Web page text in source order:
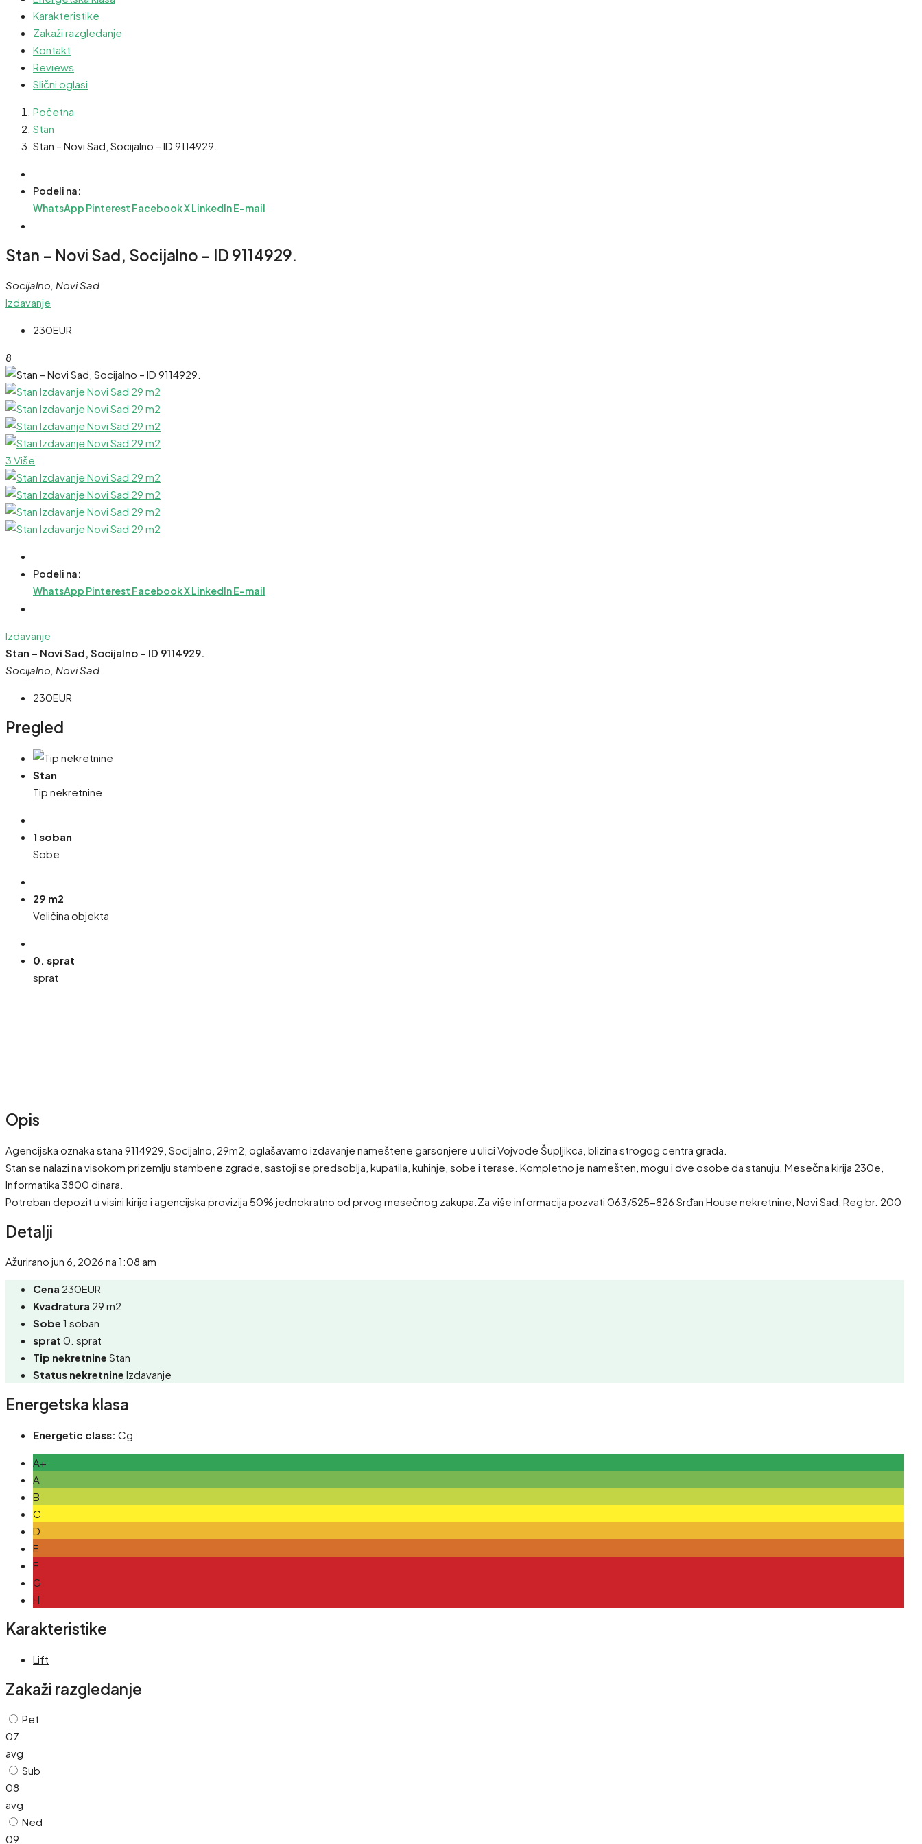
Karakteristike
Zakaži razgledanje
Kontakt
Reviews
Slični oglasi
Početna
Stan
Stan – Novi Sad, Socijalno – ID 9114929.
Podeli na:
WhatsApp Pinterest FacebookXLinkedInE-mail
Stan – Novi Sad, Socijalno – ID 9114929.
Socijalno, Novi Sad
Izdavanje
230EUR
8
3 Više
Podeli na:
WhatsApp Pinterest FacebookXLinkedInE-mail
Izdavanje
Stan – Novi Sad, Socijalno – ID 9114929.
Socijalno, Novi Sad
230EUR
Pregled
Stan
Tip nekretnine
1 soban
Sobe
29 m2
Veličina objekta
0. sprat
sprat
Opis
Agencijska oznaka stana 9114929, Socijalno, 29m2, oglašavamo izdavanje nameštene garsonjere u ulici Vojvode Šupljikca, blizina strogog centra grada.
Stan se nalazi na visokom prizemlju stambene zgrade, sastoji se predsoblja, kupatila, kuhinje, sobe i terase. Kompletno je namešten, mogu i dve osobe da stanuju. Mesečna kirija 230e,
Informatika 3800 dinara.
Potreban depozit u visini kirije i agencijska provizija 50% jednokratno od prvog mesečnog zakupa.Za više informacija pozvati 063/525-826 Srđan House nekretnine, Novi Sad, Reg br. 200
Detalji
Ažurirano jun 6, 2026 na 1:08 am
Cena 230EUR
Kvadratura 29 m2
Sobe 1 soban
sprat 0. sprat
Tip nekretnine Stan
Status nekretnine Izdavanje
Energetska klasa
Energetic class: Cg
A+
A
B
C
D
E
F
G
H
Karakteristike
Lift
Zakaži razgledanje
Pet
07
avg
Sub
08
avg
Ned
09